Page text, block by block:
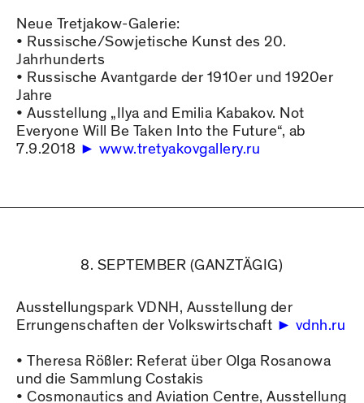
Neue Tretjakow-Galerie:
• Russische/Sowjetische Kunst des 20.
Jahrhunderts
• Russische Avantgarde der 1910er und 1920er
Jahre
• Ausstellung „Ilya and Emilia Kabakov. Not
Everyone Will Be Taken Into the Future“, ab
7.9.2018
www.tretyakovgallery.ru
8. SEPTEMBER (GANZTÄGIG)
Ausstellungspark VDNH, Ausstellung der
Errungenschaften der Volkswirtschaft
vdnh.ru
• Theresa Rößler: Referat über Olga Rosanowa
und die Sammlung Costakis
• Cosmonautics and Aviation Centre, Ausstellung